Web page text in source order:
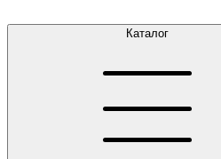
Каталог